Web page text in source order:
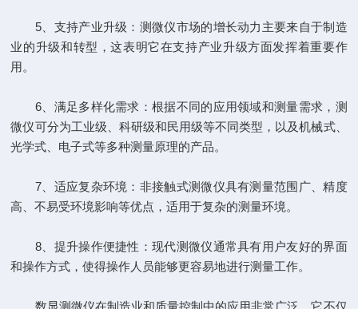
5、支持产业升级：测微仪市场的增长动力主要来自于制造
业的升级和转型，这表明它在支持产业升级方面发挥着重要作
用。
6、满足多样化需求：根据不同的应用领域和测量需求，测
微仪可分为工业级、科研级和民用级等不同类型，以及机械式、
光学式、电子式等多种测量原理的产品。
7、适应复杂环境：非接触式测微仪具有测量范围广、精度
高、不易受环境影响等优点，适用于复杂的测量环境。
8、提升操作便捷性：现代测微仪通常具有用户友好的界面
和操作方式，使得操作人员能够更容易地进行测量工作。
数显测微仪在制造业和质量控制中的应用非常广泛，它不仅